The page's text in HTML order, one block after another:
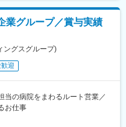
業グループ／賞与実績
ングスグループ)
迎
当の病院をまわるルート営業／
お仕事